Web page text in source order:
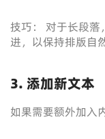
技巧： 对于长段
进，以保持排版自然
3. 添加新文本
如果需要额外加入